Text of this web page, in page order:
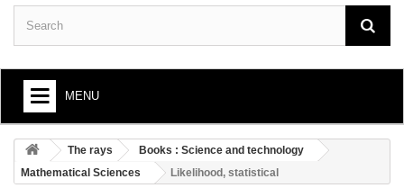
MENU
+
BOOKS : ARTS AND SOCIETY
+
BOOKS : LITERATURE
The rays
Books : Science and technology
Mathematical Sciences
Likelihood, statistical